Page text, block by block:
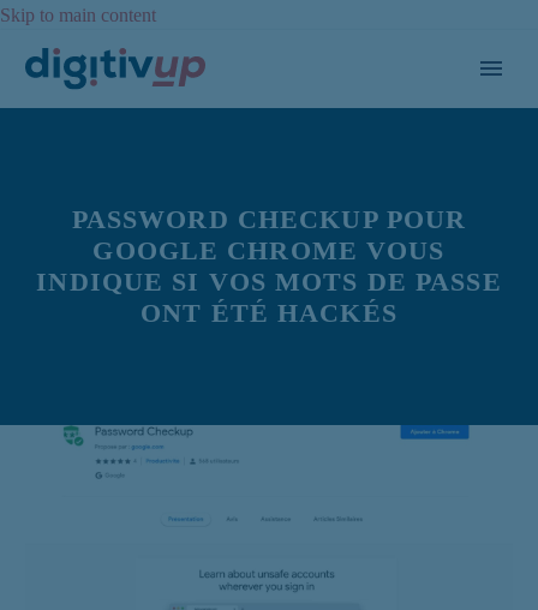
Skip to main content
PASSWORD CHECKUP POUR
GOOGLE CHROME VOUS
INDIQUE SI VOS MOTS DE PASSE
ONT ÉTÉ HACKÉS